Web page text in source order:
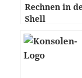
Rechnen in
Shell